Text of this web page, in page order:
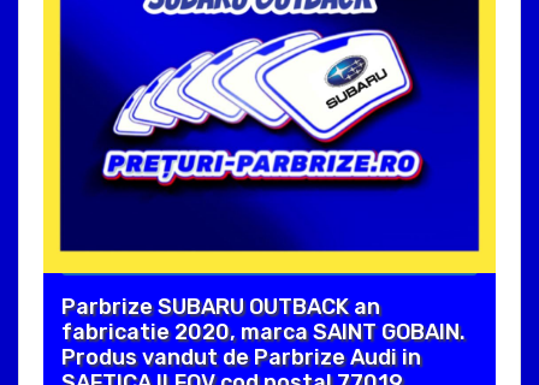
Parbrize SUBARU OUTBACK an
fabricatie 2020, marca SAINT GOBAIN.
Produs vandut de Parbrize Audi in